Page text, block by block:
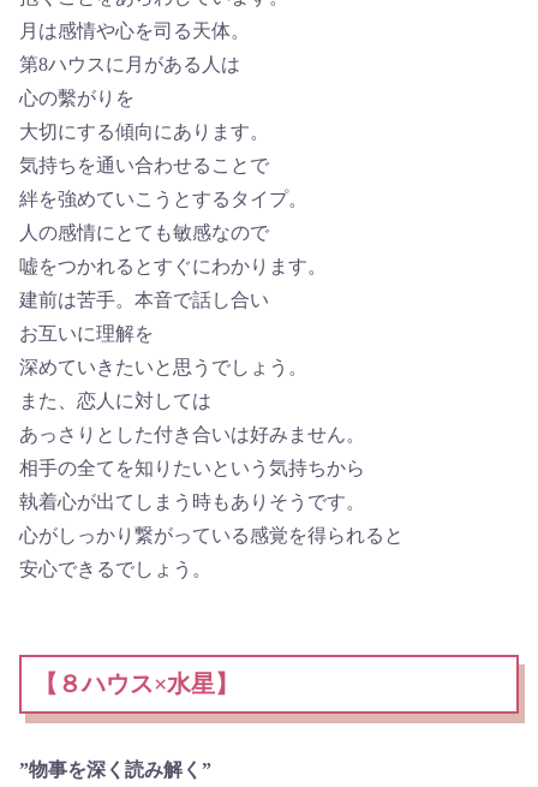
月は感情や心を司る天体。
第8ハウスに月がある人は
心の繫がりを
大切にする傾向にあります。
気持ちを通い合わせることで
絆を強めていこうとするタイプ。
人の感情にとても敏感なので
嘘をつかれるとすぐにわかります。
建前は苦手。本音で話し合い
お互いに理解を
深めていきたいと思うでしょう。
また、恋人に対しては
あっさりとした付き合いは好みません。
相手の全てを知りたいという気持ちから
執着心が出てしまう時もありそうです。
心がしっかり繋がっている感覚を得られると
安心できるでしょう。
【８ハウス×水星】
”物事を深く読み解く”